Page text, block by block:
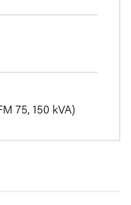
75, 150 kVA)